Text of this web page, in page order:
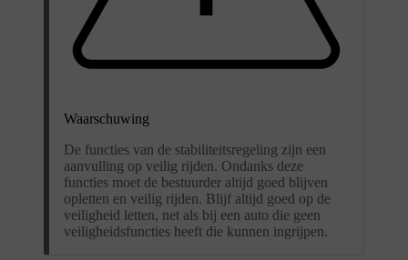
Waarschuwing
De functies van de stabiliteitsregeling zijn een
aanvulling op veilig rijden. Ondanks deze
functies moet de bestuurder altijd goed blijven
opletten en veilig rijden. Blijf altijd goed op de
veiligheid letten, net als bij een auto die geen
veiligheidsfuncties heeft die kunnen ingrijpen.